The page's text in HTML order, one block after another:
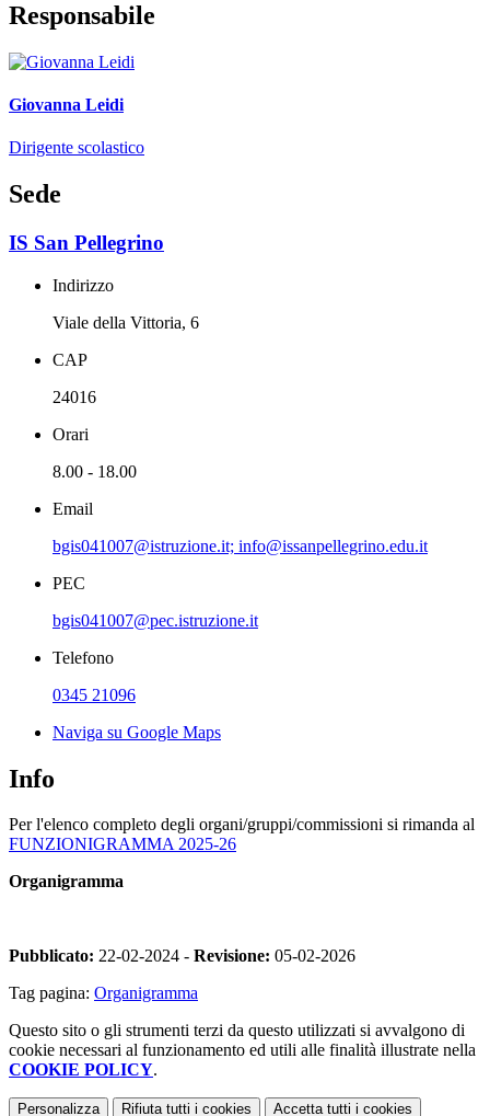
Responsabile
Giovanna Leidi
Dirigente scolastico
Sede
IS San Pellegrino
Indirizzo
Viale della Vittoria, 6
CAP
24016
Orari
8.00 - 18.00
Email
bgis041007@istruzione.it; info@issanpellegrino.edu.it
PEC
bgis041007@pec.istruzione.it
Telefono
0345 21096
Naviga su Google Maps
Info
Per l'elenco completo degli organi/gruppi/commissioni si rimanda al
FUNZIONIGRAMMA 2025-26
Organigramma
Pubblicato: 22-02-2024 - Revisione: 05-02-2026
Tag pagina: Organigramma
Questo sito o gli strumenti terzi da questo utilizzati si avvalgono di
cookie necessari al funzionamento ed utili alle finalità illustrate nella
COOKIE POLICY.
Personalizza Rifiuta tutti i cookies Accetta tutti i cookies